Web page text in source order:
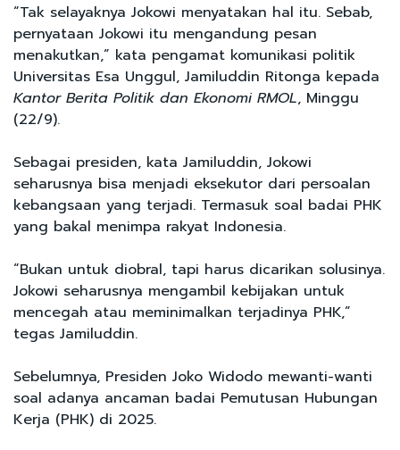
“Tak selayaknya Jokowi menyatakan hal itu. Sebab,
pernyataan Jokowi itu mengandung pesan
menakutkan,” kata pengamat komunikasi politik
Universitas Esa Unggul, Jamiluddin Ritonga kepada
Kantor Berita Politik dan Ekonomi RMOL, Minggu
(22/9).
Sebagai presiden, kata Jamiluddin, Jokowi
seharusnya bisa menjadi eksekutor dari persoalan
kebangsaan yang terjadi. Termasuk soal badai PHK
yang bakal menimpa rakyat Indonesia.
“Bukan untuk diobral, tapi harus dicarikan solusinya.
Jokowi seharusnya mengambil kebijakan untuk
mencegah atau meminimalkan terjadinya PHK,”
tegas Jamiluddin.
Sebelumnya, Presiden Joko Widodo mewanti-wanti
soal adanya ancaman badai Pemutusan Hubungan
Kerja (PHK) di 2025.